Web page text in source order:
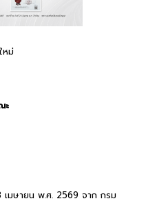
หม่
ะ
มษายน พ.ศ. 2569 จาก กรม